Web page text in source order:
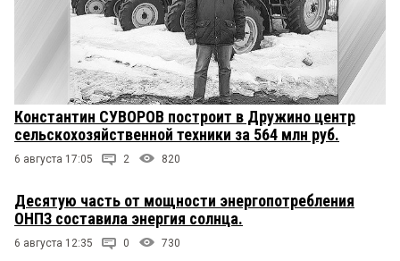
Константин СУВОРОВ построит в Дружино центр
сельскохозяйственной техники за 564 млн руб.
6 августа 17:05 2 820
Десятую часть от мощности энергопотребления
ОНПЗ составила энергия солнца.
6 августа 12:35 0 730